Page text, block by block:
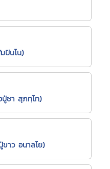
ปันโน)
ปู่ชา สุภทฺโท)
าว อนาลโย)